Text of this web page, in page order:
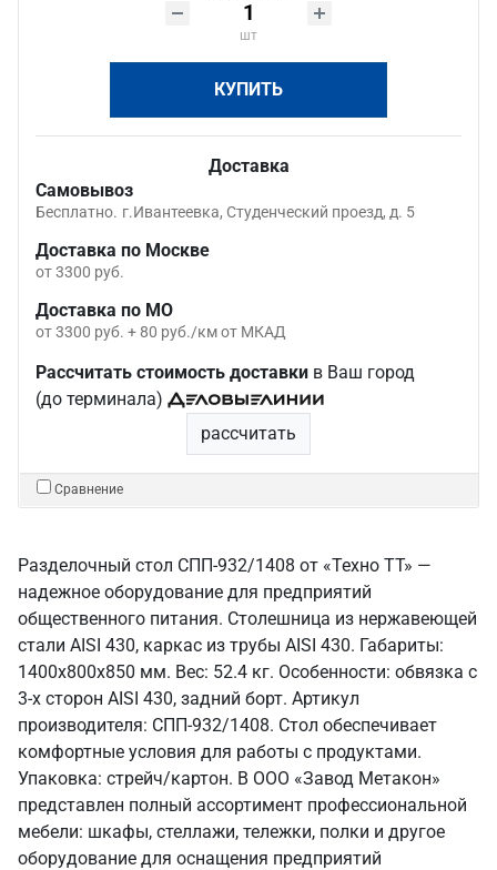
шт
КУПИТЬ
Доставка
Самовывоз
Бесплатно. г.Ивантеевка, Студенческий проезд, д. 5
Доставка по Москве
от 3300 руб.
Доставка по МО
от 3300 руб. + 80 руб./км от МКАД
Рассчитать стоимость доставки в Ваш город
(до терминала)
рассчитать
Сравнение
Разделочный стол СПП-932/1408 от «Техно ТТ» —
надежное оборудование для предприятий
общественного питания. Столешница из нержавеющей
стали AISI 430, каркас из трубы AISI 430. Габариты:
1400x800x850 мм. Вес: 52.4 кг. Особенности: обвязка с
3-х сторон AISI 430, задний борт. Артикул
производителя: СПП-932/1408. Стол обеспечивает
комфортные условия для работы с продуктами.
Упаковка: стрейч/картон. В ООО «Завод Метакон»
представлен полный ассортимент профессиональной
мебели: шкафы, стеллажи, тележки, полки и другое
оборудование для оснащения предприятий